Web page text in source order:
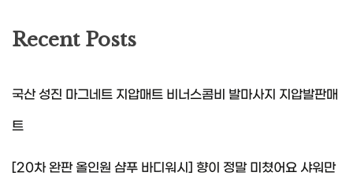
Recent Posts
국산 성진 마그네트 지압매트 비너스콤비 발마사지 지압발판매
트
[20차 완판 올인원 샴푸 바디워시] 향이 정말 미쳤어요 샤워만